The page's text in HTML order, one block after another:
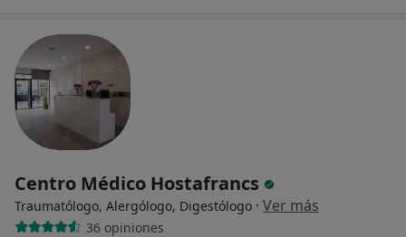
Centro Médico Hostafrancs
Traumatólogo, Alergólogo, Digestólogo · Ver más
36 opiniones